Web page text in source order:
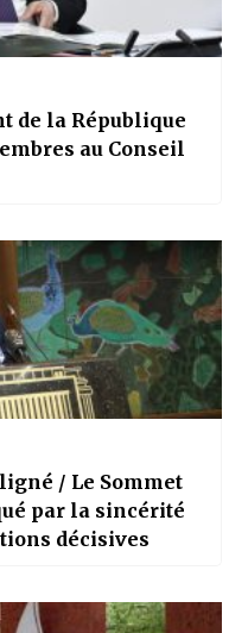
de la République
au Conseil
/ Le Sommet
par la sincérité
décisives